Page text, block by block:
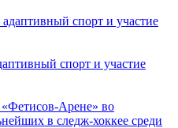
спорт и участие